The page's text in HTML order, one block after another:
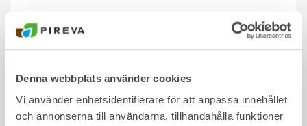
Denna webbplats använder cookies
Vi använder enhetsidentifierare för att anpassa innehållet
och annonserna till användarna, tillhandahålla funktioner
infrastruktur som gör verklig skillnad för
invånarna i Piteå – varje dag.
Läs mer